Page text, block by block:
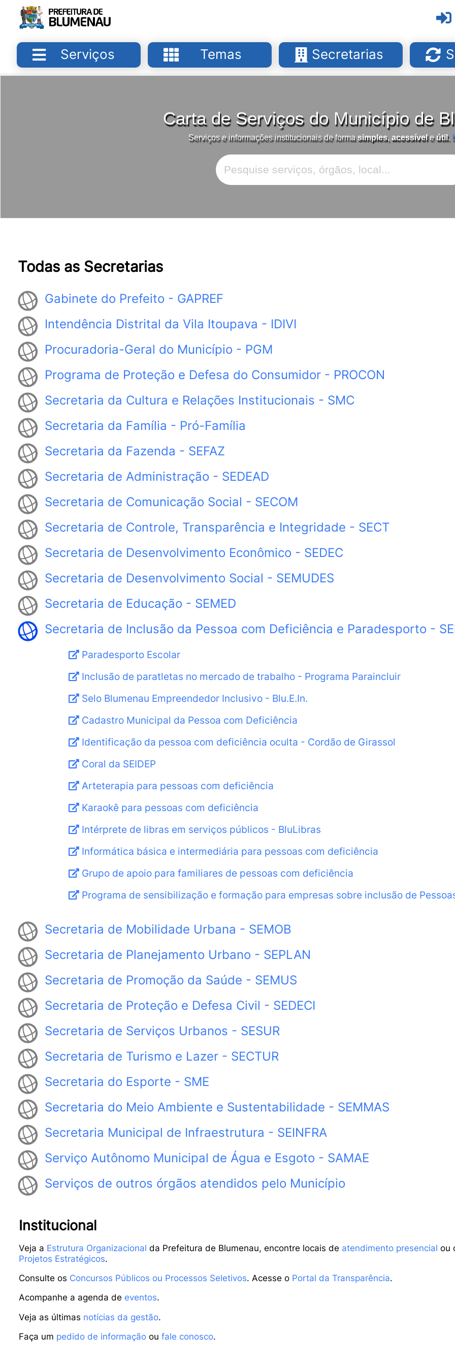
Serviços Temas Secretarias
Carta de Serviços do Município de
Serviços e informações institucionais de formasimples, acessíveleútil.
Todas as Secretarias
Gabinete do Prefeito - GAPREF
Intendência Distrital da Vila Itoupava - IDIVI
Procuradoria-Geral do Município - PGM
Programa de Proteção e Defesa do Consumidor - PROCON
Secretaria da Cultura e Relações Institucionais - SMC
Secretaria da Família - Pró-Família
Secretaria da Fazenda - SEFAZ
Secretaria de Administração - SEDEAD
Secretaria de Comunicação Social - SECOM
Secretaria de Controle, Transparência e Integridade - SECT
Secretaria de Desenvolvimento Econômico - SEDEC
Secretaria de Desenvolvimento Social - SEMUDES
Secretaria de Educação - SEMED
Secretaria de Inclusão da Pessoa com Deficiência e Paradesporto -
Paradesporto Escolar
Inclusão de paratletas no mercado de trabalho - Programa Paraincluir
Selo Blumenau Empreendedor Inclusivo - Blu.E.In.
Cadastro Municipal da Pessoa com Deficiência
Identificação da pessoa com deficiência oculta - Cordão de Girassol
Coral da SEIDEP
Arteterapia para pessoas com deficiência
Karaokê para pessoas com deficiência
Intérprete de libras em serviços públicos - BluLibras
Informática básica e intermediária para pessoas com deficiência
Grupo de apoio para familiares de pessoas com deficiência
Programa de sensibilização e formação para empresas sobre inclusão de
Secretaria de Mobilidade Urbana - SEMOB
Secretaria de Planejamento Urbano - SEPLAN
Secretaria de Promoção da Saúde - SEMUS
Secretaria de Proteção e Defesa Civil - SEDECI
Secretaria de Serviços Urbanos - SESUR
Secretaria de Turismo e Lazer - SECTUR
Secretaria do Esporte - SME
Secretaria do Meio Ambiente e Sustentabilidade - SEMMAS
Secretaria Municipal de Infraestrutura - SEINFRA
Serviço Autônomo Municipal de Água e Esgoto - SAMAE
Serviços de outros órgãos atendidos pelo Município
Institucional
Veja a Estrutura Organizacional da Prefeitura de Blumenau, encontre locais de atendimento presencial ou
Projetos Estratégicos.
Consulte os Concursos Públicos ou Processos Seletivos. Acesse o Portal da Transparência.
Acompanhe a agenda de eventos.
Veja as últimas notícias da gestão.
Faça um pedido de informação ou fale conosco.